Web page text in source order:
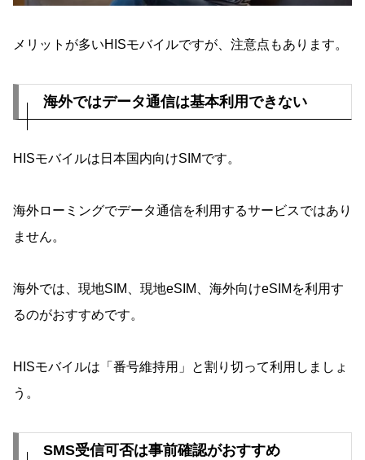
メリットが多いHISモバイルですが、注意点もあります。
海外ではデータ通信は基本利用できない
HISモバイルは日本国内向けSIMです。
海外ローミングでデータ通信を利用するサービスではあり
ません。
海外では、現地SIM、現地eSIM、海外向けeSIMを利用す
るのがおすすめです。
HISモバイルは「番号維持用」と割り切って利用しましょ
う。
SMS受信可否は事前確認がおすすめ